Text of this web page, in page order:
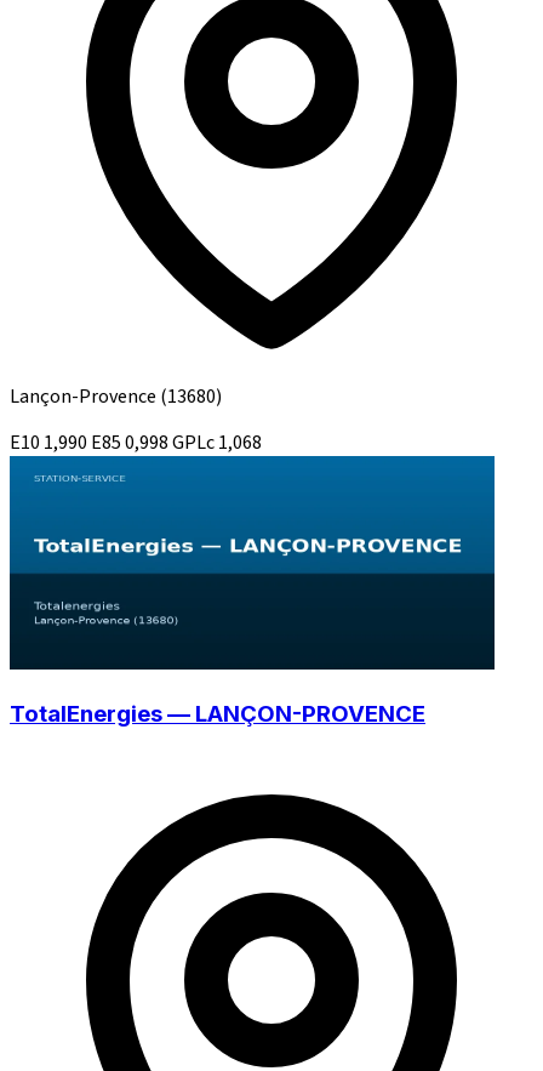
Lançon-Provence (13680)
E10 1,990 E850,998GPLc1,068
TotalEnergies — LANÇON-PROVENCE